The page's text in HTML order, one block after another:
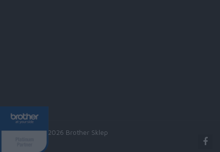
Copyright © 2026 Brother Sklep